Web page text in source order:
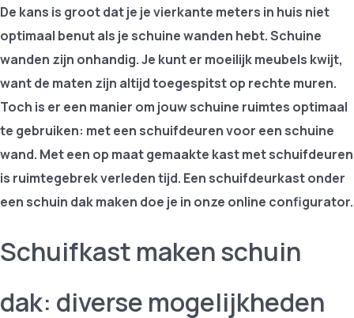
De kans is groot dat je je vierkante meters in huis niet
optimaal benut als je schuine wanden hebt. Schuine
wanden zijn onhandig. Je kunt er moeilijk meubels kwijt,
want de maten zijn altijd toegespitst op rechte muren.
Toch is er een manier om jouw schuine ruimtes optimaal
te gebruiken: met een schuifdeuren voor een schuine
wand. Met een op maat gemaakte kast met schuifdeuren
is ruimtegebrek verleden tijd. Een schuifdeurkastonder
een schuin dak maken doe je in onze online configurator.
Schuifkast maken schuin
dak: diverse mogelijkheden